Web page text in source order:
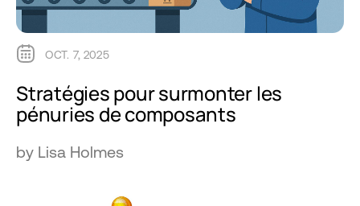
OCT. 7, 2025
Stratégies pour surmonter les
pénuries de composants
by Lisa Holmes